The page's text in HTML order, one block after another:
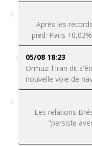
Après les
pied: Paris
05/08 18:23
Ormuz: l'Iran dit
nouvelle voie de
Les relations
"persiste